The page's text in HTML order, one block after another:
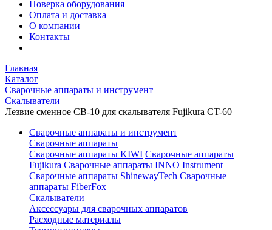
Поверка оборудования
Оплата и доставка
О компании
Контакты
Главная
Каталог
Сварочные аппараты и инструмент
Скалыватели
Лезвие сменное CB-10 для скалывателя Fujikura CT-60
Сварочные аппараты и инструмент
Сварочные аппараты
Сварочные аппараты KIWI Сварочные аппараты
Fujikura Сварочные аппараты INNO Instrument
Сварочные аппараты ShinewayTech Cварочные
аппараты FiberFox
Скалыватели
Аксессуары для сварочных аппаратов
Расходные материалы